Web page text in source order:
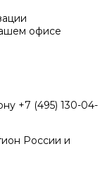
офисе
+7 (495) 130-04-
России и